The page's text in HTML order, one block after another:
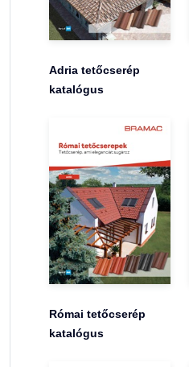
Adria tetőcserép
katalógus
Római tetőcserép
katalógus